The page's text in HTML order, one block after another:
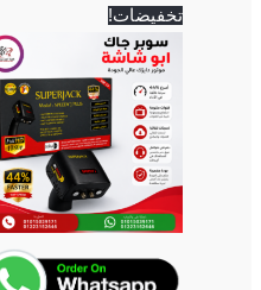
تخفيضات!
هو: